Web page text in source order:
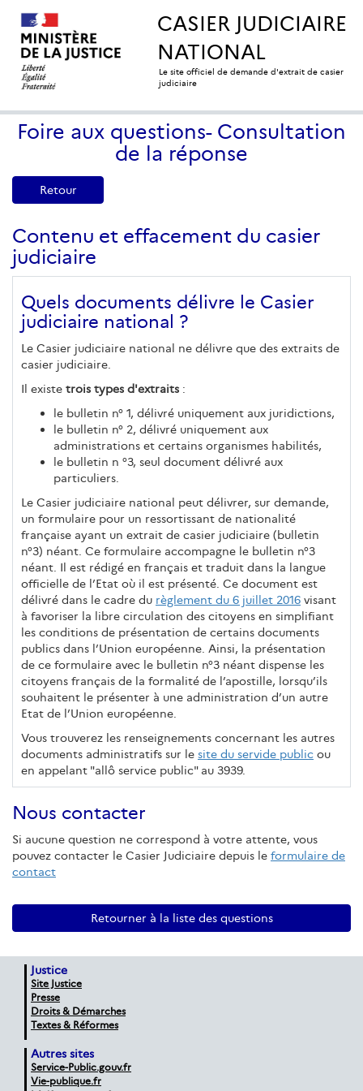
CASIER JUDICIAIRE
NATIONAL
Le site officiel de demande d'extrait de casier
judiciaire
Foire aux questions- Consultation
de la réponse
Retour
Contenu et effacement du casier
judiciaire
Quels documents délivre le Casier
judiciaire national ?
Le Casier judiciaire national ne délivre que des extraits de
casier judiciaire.
Il existe trois types d'extraits :
le bulletin n° 1, délivré uniquement aux juridictions,
le bulletin n° 2, délivré uniquement aux
administrations et certains organismes habilités,
le bulletin n °3, seul document délivré aux
particuliers.
Le Casier judiciaire national peut délivrer, sur demande,
un formulaire pour un ressortissant de nationalité
française ayant un extrait de casier judiciaire (bulletin
n°3) néant. Ce formulaire accompagne le bulletin n°3
néant. Il est rédigé en français et traduit dans la langue
officielle de l’Etat où il est présenté. Ce document est
délivré dans le cadre du règlement du 6 juillet 2016 visant
à favoriser la libre circulation des citoyens en simplifiant
les conditions de présentation de certains documents
publics dans l’Union européenne. Ainsi, la présentation
de ce formulaire avec le bulletin n°3 néant dispense les
citoyens français de la formalité de l’apostille, lorsqu’ils
souhaitent le présenter à une administration d’un autre
Etat de l’Union européenne.
Vous trouverez les renseignements concernant les autres
documents administratifs sur le site du servide public ou
en appelant "allô service public" au 3939.
Nous contacter
Si aucune question ne correspond à votre attente, vous
pouvez contacter le Casier Judiciaire depuis le formulaire de
contact
Retourner à la liste des questions
Justice
Site Justice
Presse
Droits & Démarches
Textes & Réformes
Autres sites
Service-Public.gouv.fr
Vie-publique.fr